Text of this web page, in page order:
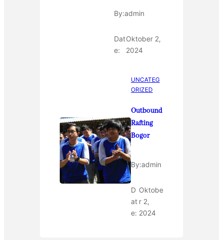
By:admin
Dat
e:
Oktober 2,
2024
UNCATEG
ORIZED
Outbound
Rafting
Bogor
By:admin
D
at
e:
Oktobe
r 2,
2024